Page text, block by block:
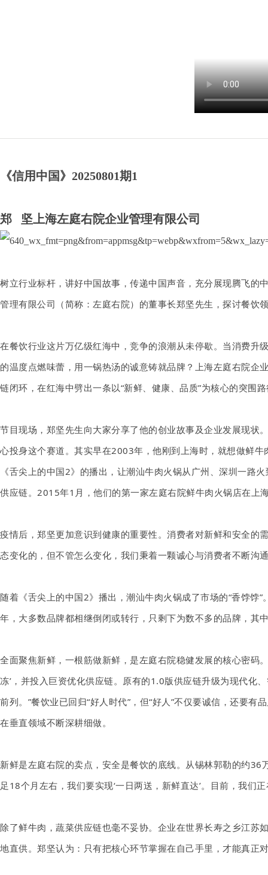
《信用中国》20250801期1
郑 坚上海左庭右院企业管理有限公司
树立行业标杆，讲好中国故事，传递中国声音，充分展现腾飞的
管理有限公司（简称：左庭右院）的董事长郑坚先生，探讨餐饮
在餐饮行业这片万亿级红海中，竞争的浪潮从未停歇。当消费升
的温度点燃味蕾，用一锅热汤的诚意铸就品牌？上海左庭右院企
链闭环，在红海中劈出一条以“新鲜、健康、品质”为核心的突围
节目现场，郑坚先生向大家分享了他的创业故事及企业发展现
心投身这个赛道。其实早在2003年，他刚到上海时，就想做鲜
《舌尖上的中国2》的播出，让潮汕牛肉火锅从广州、深圳一路
供应链。2015年1月，他们的第一家左庭右院鲜牛肉火锅店在上
疫情后，郑坚更加意识到健康的重要性。消费者对新鲜和安全的
态变化的，但不管怎么变化，我们秉着一颗诚心与消费者不断沟
随着《舌尖上的中国2》播出，潮汕牛肉火锅成了市场的“香饽
年，大多数品牌都相继倒闭或转行，只剩下为数不多的品牌，
全面聚焦新鲜，一根筋做新鲜，是左庭右院稳健发展的核心密码
冻’，并投入巨资优化供应链。原有的1.0版供应链升级为现代
前列。”餐饮业已回归“好人时代”，但“好人”不仅要诚信，还要
在垂直领域不断深耕细做。
新鲜是左庭右院的卖点，安全是餐饮的底线。从锡林郭勒的约
足18个月左右，我们要实现‘一日两送，新鲜直达’。目前，我
除了鲜牛肉，蔬菜供应链也毫不妥协。企业在世界长寿之乡江
地直供。郑坚认为：只有把核心环节掌握在自己手里，才能真正